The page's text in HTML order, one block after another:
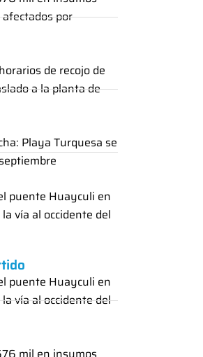
por
de recojo de
a la planta de
Playa Turquesa se
puente Huayculi en
vía al occidente del
puente Huayculi en
vía al occidente del